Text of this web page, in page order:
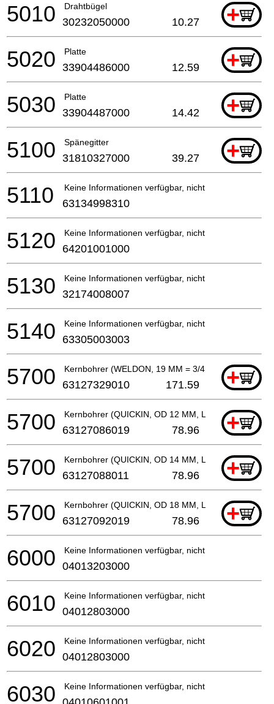
Drahtbügel +
5010 30232050000 10.27
Platte +
5020 33904486000 12.59
Platte +
5030 33904487000 14.42
Spänegitter +
5100 31810327000 39.27
Keine Informationen verfügbar, nicht bestellbar
5110 63134998310
Keine Informationen verfügbar, nicht bestellbar
5120 64201001000
Keine Informationen verfügbar, nicht bestellbar
5130 32174008007
Keine Informationen verfügbar, nicht bestellbar
5140 63305003003
Kernbohrer (WELDON, 19 MM = 3/4 IN, OD 65 MM,
+
5700 63127329010 171.59
Kernbohrer (QUICKIN, OD 12 MM, L 35 MM, HM)
+
5700 63127086019 78.96
Kernbohrer (QUICKIN, OD 14 MM, L 35 MM, HM)
+
5700 63127088011 78.96
Kernbohrer (QUICKIN, OD 18 MM, L 35 MM, HM)
+
5700 63127092019 78.96
Keine Informationen verfügbar, nicht bestellbar
6000 04013203000
Keine Informationen verfügbar, nicht bestellbar
6010 04012803000
Keine Informationen verfügbar, nicht bestellbar
6020 04012803000
Keine Informationen verfügbar, nicht bestellbar
6030